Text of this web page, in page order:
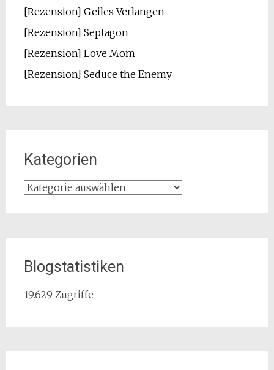
[Rezension] Geiles Verlangen
[Rezension] Septagon
[Rezension] Love Mom
[Rezension] Seduce the Enemy
Kategorien
Kategorien
Blogstatistiken
19.629 Zugriffe